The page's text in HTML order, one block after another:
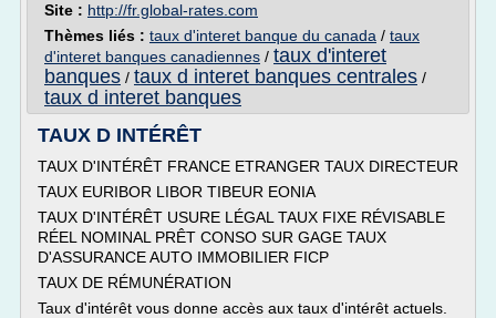
Site : http://fr.global-rates.com
Thèmes liés : taux d'interet banque du canada / taux
d'interet banques canadiennes / taux d'interet
banques / taux d interet banques centrales /
taux d interet banques
TAUX D INTÉRÊT
TAUX D'INTÉRÊT FRANCE ETRANGER TAUX DIRECTEUR
TAUX EURIBOR LIBOR TIBEUR EONIA
TAUX D'INTÉRÊT USURE LÉGAL TAUX FIXE RÉVISABLE
RÉEL NOMINAL PRÊT CONSO SUR GAGE TAUX
D'ASSURANCE AUTO IMMOBILIER FICP
TAUX DE RÉMUNÉRATION
Taux d'intérêt vous donne accès aux taux d'intérêt actuels.